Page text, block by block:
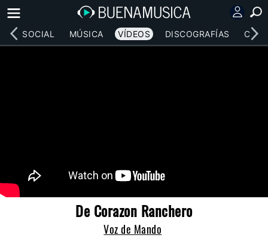
RED SOCIAL MÚSICA VÍDEOS DISCOGRAFÍAS
De Corazon Ranchero
Voz de Mando